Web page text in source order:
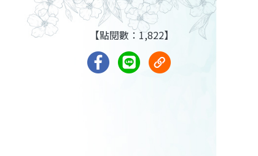
【點閱數：1,822】